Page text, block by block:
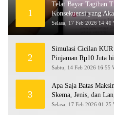
1
Telat Bayar Tagihan
Konsekuensi yang
Selasa, 17 Feb 2026 14:40
2
Simulasi Cicilan
Pinjaman Rp10 Juta
Sabtu, 14 Feb 2026 16:55
3
Apa Saja Batas
Skema, Jenis, dan
Selasa, 17 Feb 2026 01:25